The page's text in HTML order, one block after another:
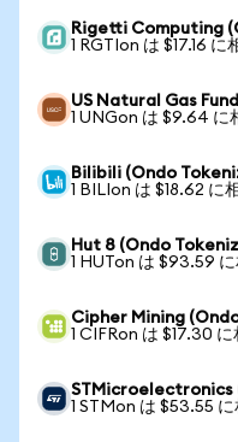
Rigetti Computing
1 RGTIon は $17.16 に
US Natural Gas
1 UNGon は $9.64 に
Bilibili (Ondo
1 BILIon は $18.62 に
Hut 8 (Ondo
1 HUTon は $93.59 に
Cipher Mining
1 CIFRon は $17.30 に
STMicroelectronics
1 STMon は $53.55 に